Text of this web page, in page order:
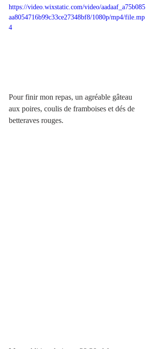
https://video.wixstatic.com/video/aadaaf_a75b085
aa8054716b99c33ce27348bf8/1080p/mp4/file.mp
4
Pour finir mon repas, un agréable gâteau
aux poires, coulis de framboises et dés de
betteraves rouges.